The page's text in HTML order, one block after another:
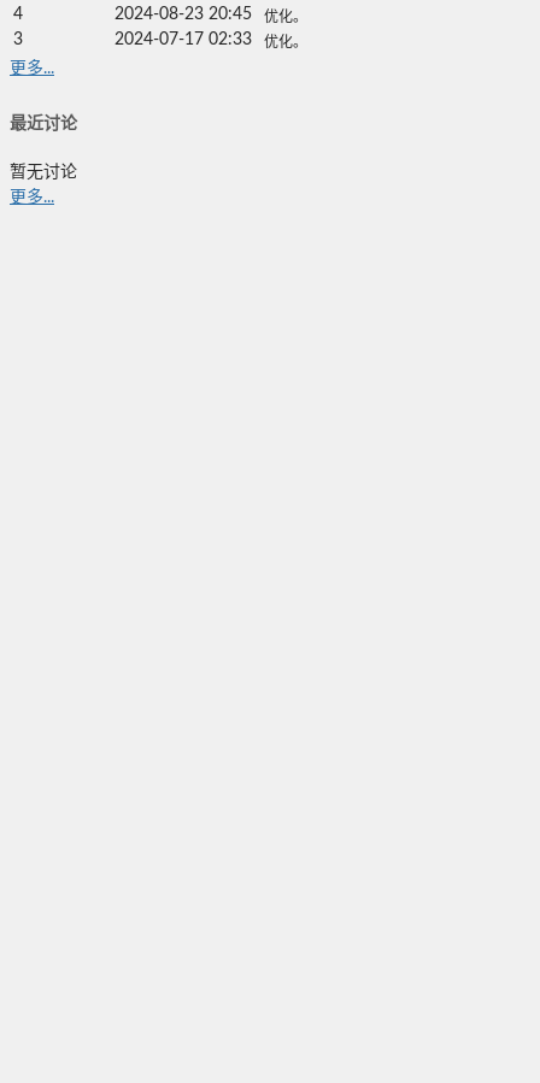
4 2024-08-23 20:45 优化。
3 2024-07-17 02:33 优化。
更多...
最近讨论
暂无讨论
更多...